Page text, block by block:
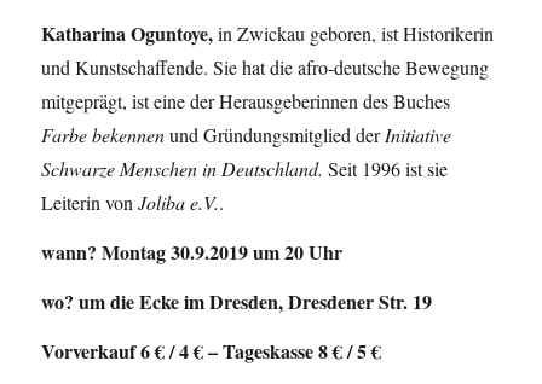
Katharina Oguntoye,in Zwickau geboren, ist Historikerin
und Kunstschaffende. Sie hat die afro-deutsche Bewegung
mitgeprägt, ist eine der Herausgeberinnen des Buches
Farbe bekennenund Gründungsmitglied derInitiative
Schwarze Menschen in Deutschland. Seit 1996 ist sie
Leiterin vonJoliba e.V..
wann? Montag 30.9.2019 um 20 Uhr
wo? um die Ecke im Dresden, Dresdener Str. 19
Vorverkauf 6 € / 4 € – Tageskasse 8 € / 5 €